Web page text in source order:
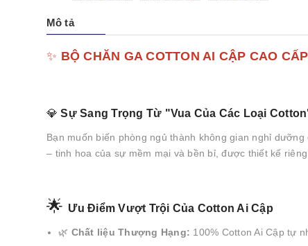
Mô tả
✨ BỘ CHĂN GA COTTON AI CẬP CAO
💎Sự Sang Trọng Từ "Vua Của Các Loại
Bạn muốn biến phòng ngủ thành không gian nghỉ dưỡng
– tinh hoa của sự mềm mại và bền bỉ, được thiết kế
🌟 Ưu Điểm Vượt Trội Của Cotton Ai Cập
🌿 Chất liệu Thượng Hạng: 100% Cotton Ai Cập tự